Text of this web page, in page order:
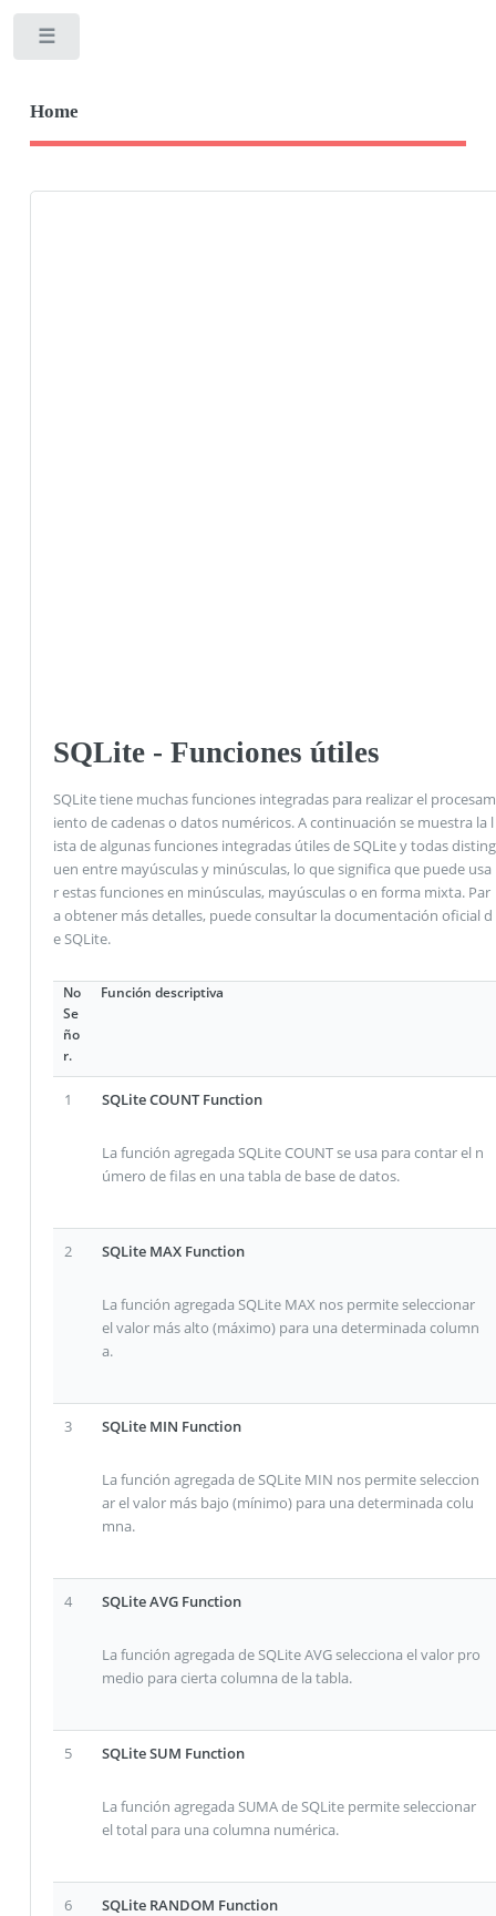
Home
SQLite - Funciones útiles
SQLite tiene muchas funciones integradas para realizar el procesam
iento de cadenas o datos numéricos. A continuación se muestra la l
ista de algunas funciones integradas útiles de SQLite y todas disting
uen entre mayúsculas y minúsculas, lo que significa que puede usa
r estas funciones en minúsculas, mayúsculas o en forma mixta. Par
a obtener más detalles, puede consultar la documentación oficial d
e SQLite.
No
Se
ño
r.
Función descriptiva
1 SQLite COUNT Function
La función agregada SQLite COUNT se usa para contar el n
úmero de filas en una tabla de base de datos.
2 SQLite MAX Function
La función agregada SQLite MAX nos permite seleccionar
el valor más alto (máximo) para una determinada column
a.
3 SQLite MIN Function
La función agregada de SQLite MIN nos permite seleccion
ar el valor más bajo (mínimo) para una determinada colu
mna.
4 SQLite AVG Function
La función agregada de SQLite AVG selecciona el valor pro
medio para cierta columna de la tabla.
5 SQLite SUM Function
La función agregada SUMA de SQLite permite seleccionar
el total para una columna numérica.
6 SQLite RANDOM Function